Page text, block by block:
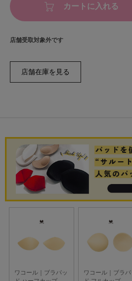
カートに入れる
店舗受取対象外です